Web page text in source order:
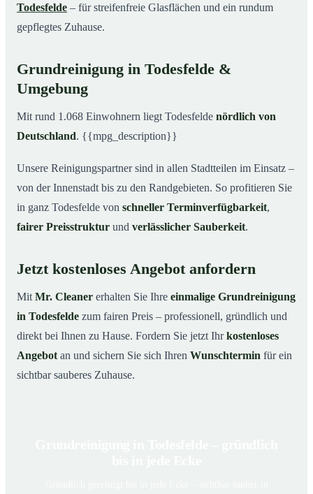
Todesfelde – für streifenfreie Glasflächen und ein rundum
gepflegtes Zuhause.
Grundreinigung in Todesfelde &
Umgebung
Mit rund 1.068 Einwohnern liegt Todesfelde nördlich von
Deutschland. {{mpg_description}}
Unsere Reinigungspartner sind in allen Stadtteilen im Einsatz –
von der Innenstadt bis zu den Randgebieten. So profitieren Sie
in ganz Todesfelde von schneller Terminverfügbarkeit,
fairer Preisstruktur und verlässlicher Sauberkeit.
Jetzt kostenloses Angebot anfordern
Mit Mr. Cleaner erhalten Sie Ihre einmalige Grundreinigung
in Todesfelde zum fairen Preis – professionell, gründlich und
direkt bei Ihnen zu Hause. Fordern Sie jetzt Ihrkostenloses
Angebot an und sichern Sie sich Ihren Wunschtermin für ein
sichtbar sauberes Zuhause.